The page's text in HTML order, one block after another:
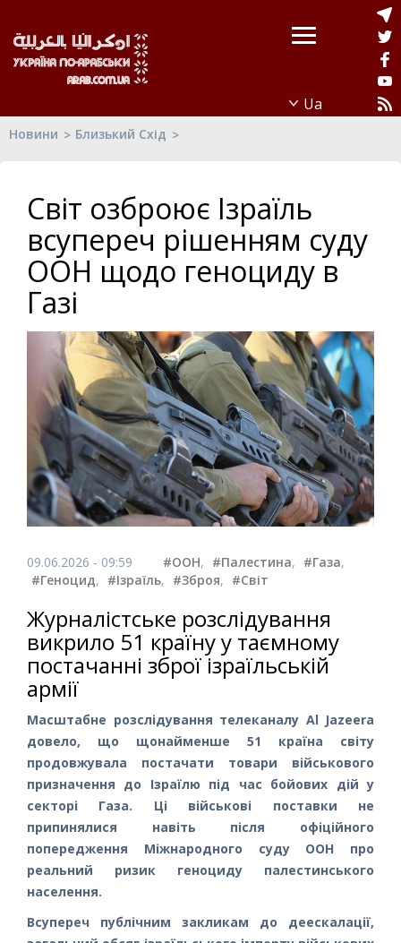
Новини Близький Схід
Світ озброює Ізраїль
всупереч рішенням суду
ООН щодо геноциду в
Газі
09.06.2026 - 09:59 #ООН, #Палестина, #Газа,
#Геноцид, #Ізраїль, #Зброя, #Світ
Журналістське розслідування
викрило 51 країну у таємному
постачанні зброї ізраїльській
армії
Масштабне розслідування телеканалу Al Jazeera
довело, що щонайменше 51 країна світу
продовжувала постачати товари військового
призначення до Ізраїлю під час бойових дій у
секторі Газа. Ці військові поставки не
припинялися навіть після офіційного
попередження Міжнародного суду ООН про
реальний ризик геноциду палестинського
населення.
Всупереч публічним закликам до деескалації,